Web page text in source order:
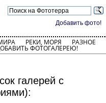
Добавить фото!
РЕКИ, МОРЯ РАЗНОЕ
ФОТОГАЛЕРЕЮ!
галерей с